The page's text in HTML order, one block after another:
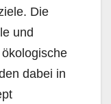
Die
und
dabei in